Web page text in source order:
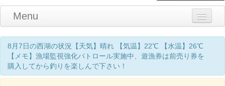
Menu
Home
釣り情報
マナーとお願い
クニマス展示館
漁協からのお知らせ
お問い合わせ
8月7日の西湖の状況【天気】晴れ 【気温】22℃ 【水温】26℃
【メモ】漁場監視強化パトロール実施中、遊漁券は前売り券を
購入してから釣りを楽しんで下さい！